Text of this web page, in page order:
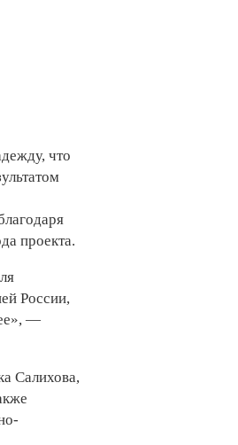
что
проекта.
России,
—
Салихова,